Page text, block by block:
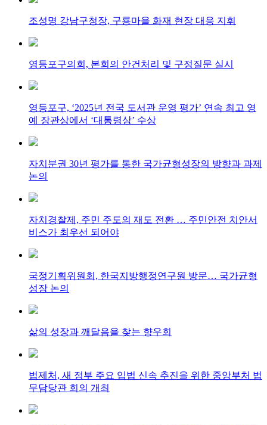
조성명 강남구청장, 구룡마을 화재 현장 대응 지휘
영등포구의회, 본회의 안건처리 및 구정질문 실시
영등포구, ‘2025년 전국 도서관 운영 평가’ 연속 최고 영
예 장관상에서 ‘대통령상’ 수상
자치분권 30년 평가를 통한 국가균형성장의 방향과 과제
논의
자치경찰제, 주민 주도의 재도 전환 … 주민안전 치안서
비스가 최우선 되어야
국정기획위원회, 한국지방행정연구원 방문… 국가균형
성장 논의
삶의 성장과 깨달음을 찾는 향우회
법제처, 새 정부 주요 입법 신속 추진을 위한 중앙부처 법
무담당관 회의 개최